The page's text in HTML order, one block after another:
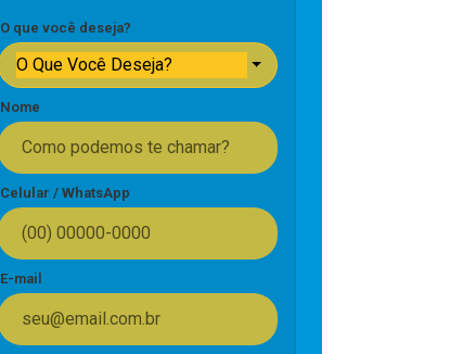
O que você deseja?
O Que Você Deseja?
Nome
Celular / WhatsApp
E-mail